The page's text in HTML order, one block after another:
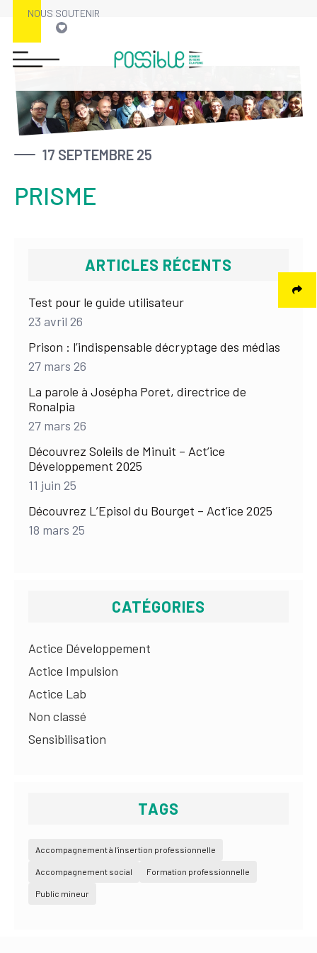
Skip
content
NOUS SOUTENIR
17 SEPTEMBRE 25
PRISME
ARTICLES RÉCENTS
Test pour le guide utilisateur
23 avril 26
Prison : l’indispensable décryptage des médias
27 mars 26
La parole à Josépha Poret, directrice de
Ronalpia
27 mars 26
Découvrez Soleils de Minuit – Act’ice
Développement 2025
11 juin 25
Découvrez L’Episol du Bourget – Act’ice 2025
18 mars 25
CATÉGORIES
Actice Développement
Actice Impulsion
Actice Lab
Non classé
Sensibilisation
TAGS
Accompagnement à l'insertion professionnelle
Accompagnement social Formation professionnelle
Public mineur